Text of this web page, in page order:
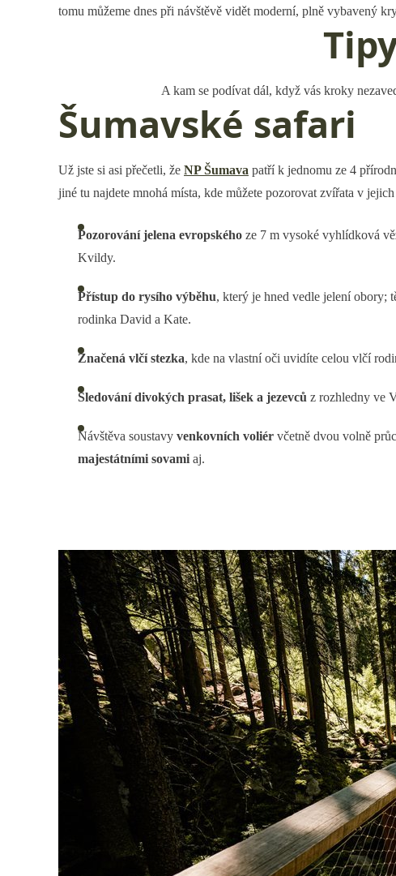
tomu můžeme dnes při návštěvě vidět moderní, plně vybavený
A kam se podívat dál, když vás kroky
Šumavské safari
Už jste si asi přečetli, že NP Šumava patří k jednomu ze 4
jiné tu najdete mnohá místa, kde můžete pozorovat zvířata v
Pozorování jelena evropského ze 7 m vysoké vyhlídková
Kvildy.
Přístup do rysího výběhu, který je hned vedle jelení obory;
rodinka David a Kate.
Značená vlčí stezka, kde na vlastní oči uvidíte celou vlčí
Sledování divokých prasat, lišek a jezevců z rozhledny ve
Návštěva soustavy venkovních voliér včetně dvou volně
majestátními sovami aj.